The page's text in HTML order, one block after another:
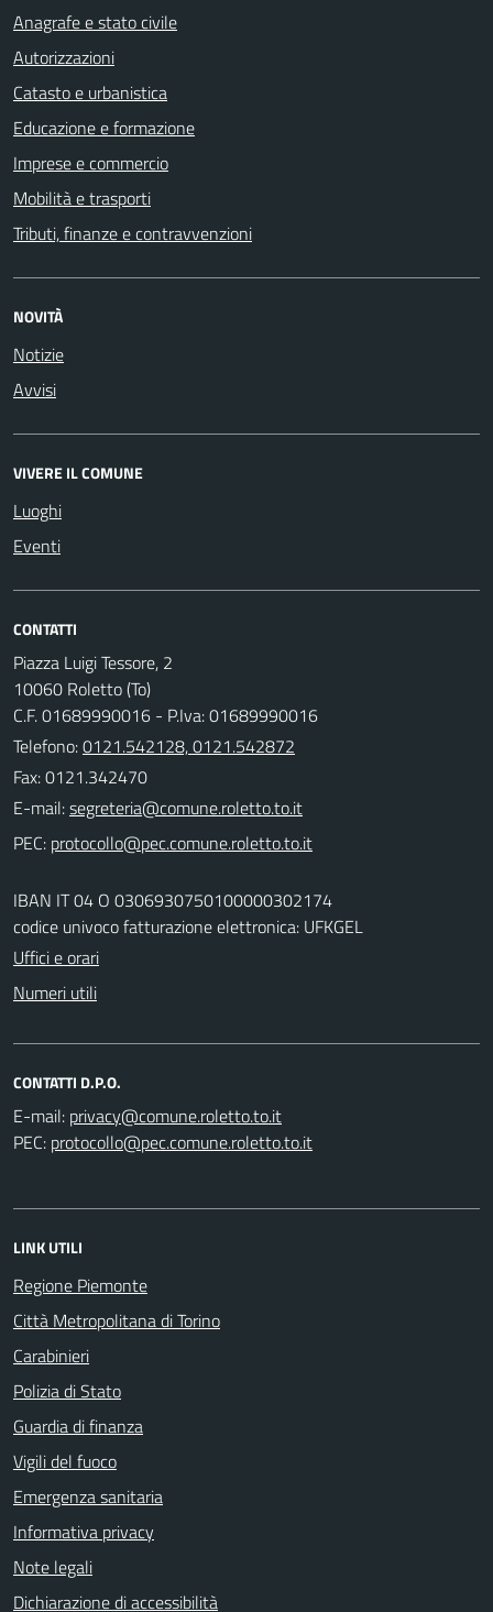
Anagrafe e stato civile
Autorizzazioni
Catasto e urbanistica
Educazione e formazione
Imprese e commercio
Mobilità e trasporti
Tributi, finanze e contravvenzioni
NOVITÀ
Notizie
Avvisi
VIVERE IL COMUNE
Luoghi
Eventi
CONTATTI
Piazza Luigi Tessore, 2
10060 Roletto (To)
C.F. 01689990016 - P.Iva: 01689990016
Telefono:0121.542128, 0121.542872
Fax: 0121.342470
E-mail:
PEC:
IBAN IT 04 O 0306930750100000302174
codice univoco fatturazione elettronica: UFKGEL
Uffici e orari
Numeri utili
CONTATTI D.P.O.
E-mail:
PEC:
LINK UTILI
Regione Piemonte
Città Metropolitana di Torino
Carabinieri
Polizia di Stato
Guardia di finanza
Vigili del fuoco
Emergenza sanitaria
Informativa privacy
Note legali
Dichiarazione di accessibilità